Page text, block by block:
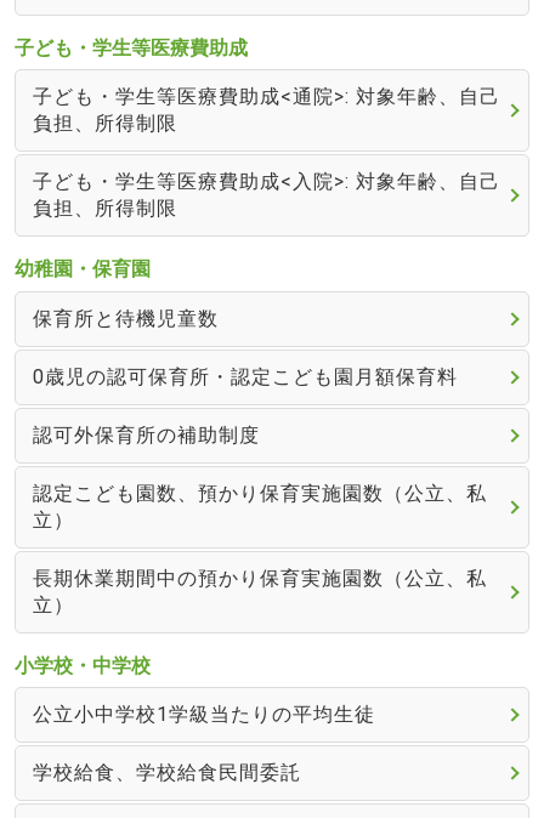
子ども・学生等医療費助成
子ども・学生等医療費助成<通院>: 対象年齢、自己
負担、所得制限
子ども・学生等医療費助成<入院>: 対象年齢、自己
負担、所得制限
幼稚園・保育園
保育所と待機児童数
0歳児の認可保育所・認定こども園月額保育料
認可外保育所の補助制度
認定こども園数、預かり保育実施園数（公立、私
立）
長期休業期間中の預かり保育実施園数（公立、私
立）
小学校・中学校
公立小中学校1学級当たりの平均生徒
学校給食、学校給食民間委託